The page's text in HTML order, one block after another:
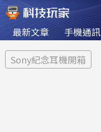
最新文章 手機通訊
Sony紀念耳機開箱